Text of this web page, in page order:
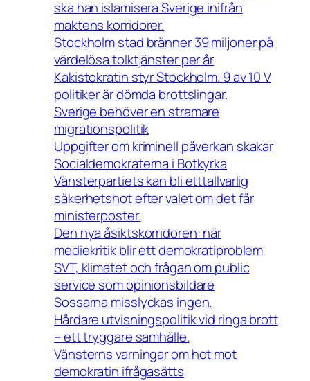
ska han islamisera Sverige inifrån
maktens korridorer.
Stockholm stad bränner 39 miljoner på
värdelösa tolktjänster per år
Kakistokratin styr Stockholm. 9 av 10 V
politiker är dömda brottslingar.
Sverige behöver en stramare
migrationspolitik
Uppgifter om kriminell påverkan skakar
Socialdemokraterna i Botkyrka
Vänsterpartiets kan bli etttallvarlig
säkerhetshot efter valet om det får
ministerposter.
Den nya åsiktskorridoren: när
mediekritik blir ett demokratiproblem
SVT, klimatet och frågan om public
service som opinionsbildare
Sossarna misslyckas ingen.
Hårdare utvisningspolitik vid ringa brott
– ett tryggare samhälle.
Vänsterns varningar om hot mot
demokratin ifrågasätts